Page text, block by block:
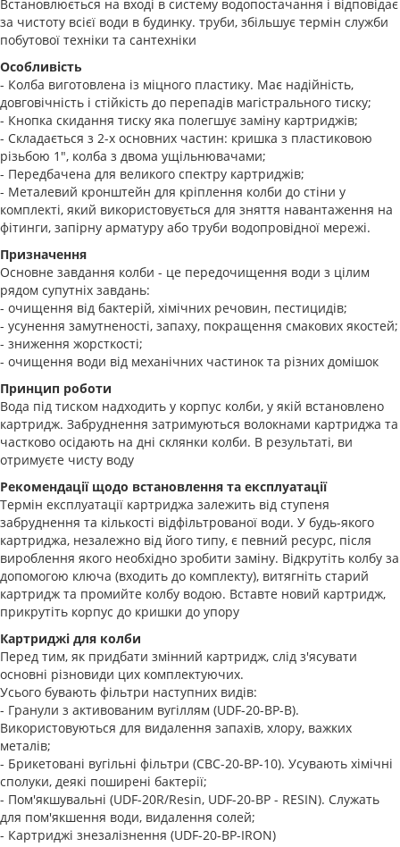
Встановлюється на вході в систему водопостачання і відповідає
за чистоту всієї води в будинку. труби, збільшує термін служби
побутової техніки та сантехніки
Особливість
- Колба виготовлена із міцного пластику. Має надійність,
довговічність і стійкість до перепадів магістрального тиску;
- Кнопка скидання тиску яка полегшує заміну картриджів;
- Складається з 2-х основних частин: кришка з пластиковою
різьбою 1", колба з двома ущільнювачами;
- Передбачена для великого спектру картриджів;
- Металевий кронштейн для кріплення колби до стіни у
комплекті, який використовується для зняття навантаження на
фітинги, запірну арматуру або труби водопровідної мережі.
Призначення
Основне завдання колби - це передочищення води з цілим
рядом супутніх завдань:
- очищення від бактерій, хімічних речовин, пестицидів;
- усунення замутненості, запаху, покращення смакових якостей;
- зниження жорсткості;
- очищення води від механічних частинок та різних домішок
Принцип роботи
Вода під тиском надходить у корпус колби, у якій встановлено
картридж. Забруднення затримуються волокнами картриджа та
частково осідають на дні склянки колби. В результаті, ви
отримуєте чисту воду
Рекомендації щодо встановлення та експлуатації
Термін експлуатації картриджа залежить від ступеня
забруднення та кількості відфільтрованої води. У будь-якого
картриджа, незалежно від його типу, є певний ресурс, після
вироблення якого необхідно зробити заміну. Відкрутіть колбу за
допомогою ключа (входить до комплекту), витягніть старий
картридж та промийте колбу водою. Вставте новий картридж,
прикрутіть корпус до кришки до упору
Картриджі для колби
Перед тим, як придбати змінний картридж, слід з'ясувати
основні різновиди цих комплектуючих.
Усього бувають фільтри наступних видів:
- Гранули з активованим вугіллям (UDF-20-BP-B).
Використовуються для видалення запахів, хлору, важких
металів;
- Брикетовані вугільні фільтри (CBC-20-BP-10). Усувають хімічні
сполуки, деякі поширені бактерії;
- Пом'якшувальні (UDF-20R/Resin, UDF-20-BP - RESIN). Служать
для пом'якшення води, видалення солей;
- Картриджі знезалізнення (UDF-20-BP-IRON)